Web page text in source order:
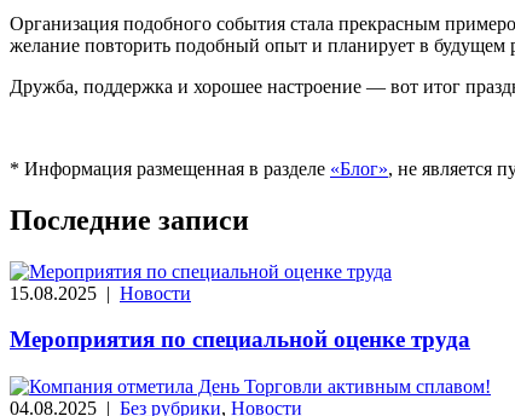
Организация подобного события стала прекрасным
желание повторить подобный опыт и планирует в будущем
Дружба, поддержка и хорошее настроение — вот итог
* Информация размещенная в разделе «Блог», не является
Последние записи
15.08.2025 | Новости
Мероприятия по специальной оценке труда
04.08.2025 | Без рубрики, Новости